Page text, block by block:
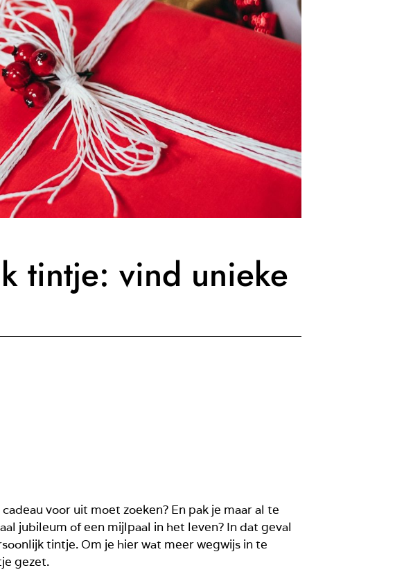
tintje: vind unieke
voor uit moet zoeken? En pak je maar al te
jubileum of een mijlpaal in het leven? In dat geval
tintje. Om je hier wat meer wegwijs in te
gezet.